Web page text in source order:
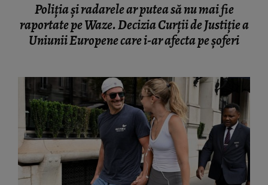
Poliţia şi radarele ar putea să nu mai fie
raportate pe Waze. Decizia Curţii de Justiție a
Uniunii Europene care i-ar afecta pe şoferi